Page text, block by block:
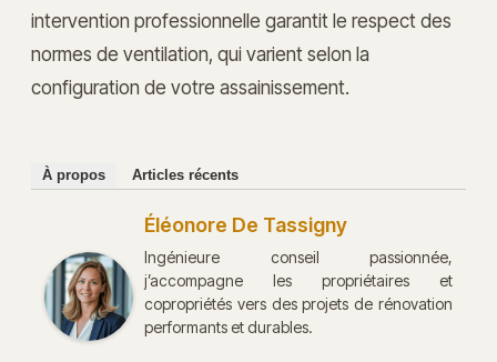
intervention professionnelle garantit le respect des
normes de ventilation, qui varient selon la
configuration de votre assainissement.
À propos Articles récents
Éléonore De Tassigny
Ingénieure conseil passionnée,
j’accompagne les propriétaires et
copropriétés vers des projets de rénovation
performants et durables.